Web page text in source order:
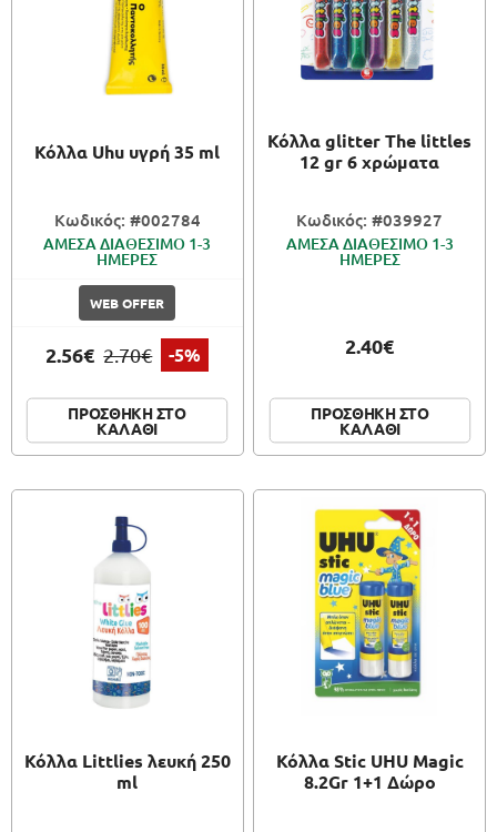
Κόλλα Uhu υγρή 35 ml
Κωδικός: #002784
ΑΜΕΣΑ ΔΙΑΘΕΣΙΜΟ 1-3
ΗΜΕΡΕΣ
WEB OFFER
2.56€ 2.70€ -5%
ΠΡΟΣΘΗΚΗ ΣΤΟ
ΚΑΛΑΘΙ
Κόλλα glitter The littles
12 gr 6 χρώματα
Κωδικός: #039927
ΑΜΕΣΑ ΔΙΑΘΕΣΙΜΟ 1-3
ΗΜΕΡΕΣ
2.40€
ΠΡΟΣΘΗΚΗ ΣΤΟ
ΚΑΛΑΘΙ
Κόλλα Littlies λευκή 250
ml
Κόλλα Stic UHU Magic
8.2Gr 1+1 Δώρο